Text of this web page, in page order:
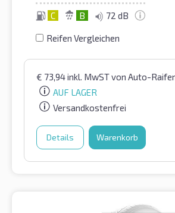
C B 72 dB
Reifen Vergleichen
€ 73,94inkl. MwSTvon Auto-
AUF LAGER
Versandkostenfrei
Details Warenkorb